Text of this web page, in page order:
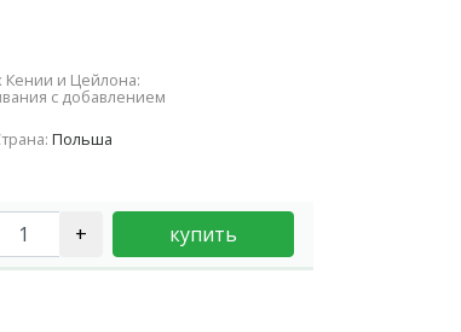
Кении и Цейлона:
с добавлением
Польша
+ купить